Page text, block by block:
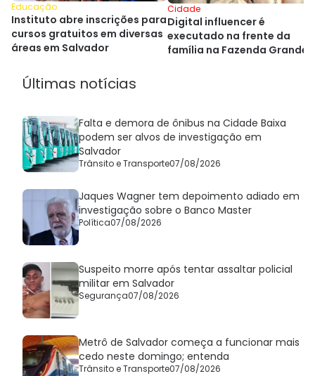
Educação
Instituto abre inscrições para
cursos gratuitos em diversas
áreas em Salvador
Cidade
Digital influencer é
executado na frente da
família na Fazenda Grande
Últimas notícias
Falta e demora de ônibus na Cidade Baixa
podem ser alvos de investigação em
Salvador
Trânsito e Transporte07/08/2026
Jaques Wagner tem depoimento adiado em
investigação sobre o Banco Master
Política07/08/2026
Suspeito morre após tentar assaltar policial
militar em Salvador
Segurança07/08/2026
Metrô de Salvador começa a funcionar mais
cedo neste domingo; entenda
Trânsito e Transporte07/08/2026